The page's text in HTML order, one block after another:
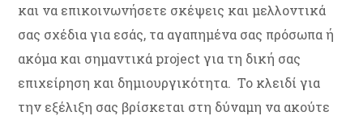
και να επικοινωνήσετε σκέψεις και μελλοντικά
σας σχέδια για εσάς, τα αγαπημένα σας πρόσωπα ή
ακόμα και σημαντικά project για τη δική σας
επιχείρηση και δημιουργικότητα. Το κλειδί για
την εξέλιξη σας βρίσκεται στη δύναμη να ακούτε